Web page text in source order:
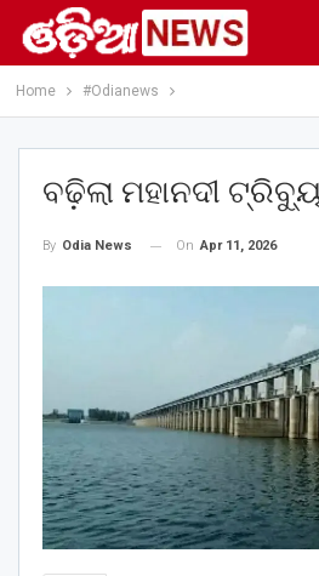
Home #Odianews
ବଢ଼ିଲା ମହାନଦୀ
By Odia News On Apr 11, 2026